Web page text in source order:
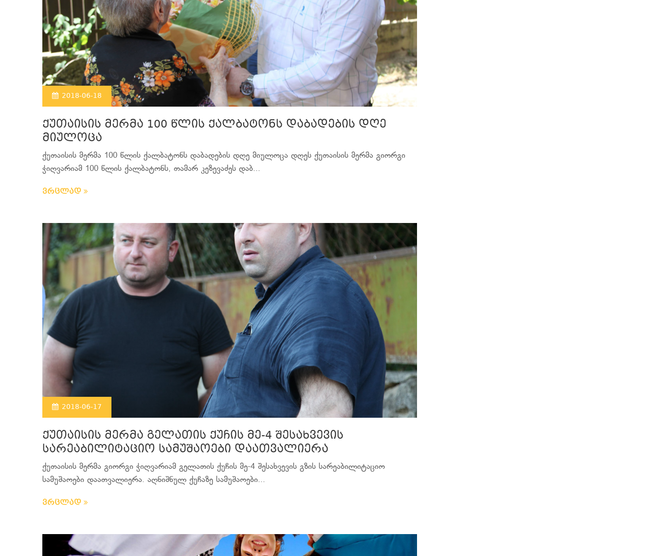
2018-06-18
ქუთაისის მერმა 100 წლის ქალბატონს დაბადების დღე
მიულოცა
ქუთაისის მერმა 100 წლის ქალბატონს დაბადების დღე მიულოცა დღეს ქუთაისის მერმა გიორგი
ჭიღვარიამ 100 წლის ქალბატონს, თამარ კეზევაძეს დაბ...
ვრცლად
2018-06-17
ქუთაისის მერმა გელათის ქუჩის მე-4 შესახვევის
სარეაბილიტაციო სამუშაოები დაათვალიერა
ქუთაისის მერმა გიორგი ჭიღვარიამ გელათის ქუჩის მე-4 შესახვევის გზის სარეაბილიტაციო
სამუშაოები დაათვალიერა. აღნიშნულ ქუჩაზე სამუშაოები...
ვრცლად